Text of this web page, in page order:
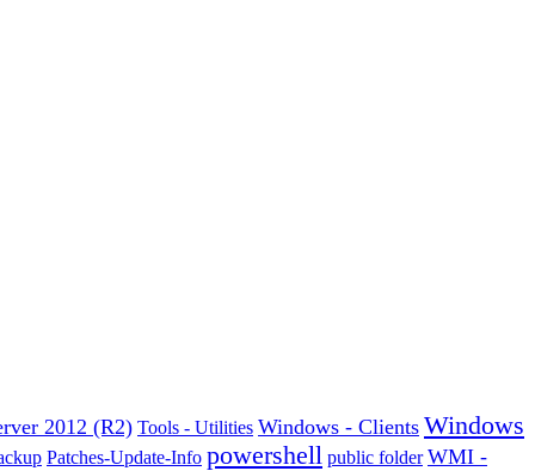
2012 (R2) Tools - Utilities Windows - Clients Windows
Patches-Update-Info powershell public folder WMI -